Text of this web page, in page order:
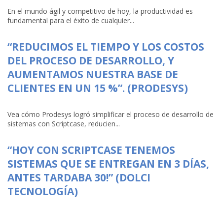
En el mundo ágil y competitivo de hoy, la productividad es
fundamental para el éxito de cualquier...
“REDUCIMOS EL TIEMPO Y LOS COSTOS
DEL PROCESO DE DESARROLLO, Y
AUMENTAMOS NUESTRA BASE DE
CLIENTES EN UN 15 %”. (PRODESYS)
Vea cómo Prodesys logró simplificar el proceso de desarrollo de
sistemas con Scriptcase, reducien...
“HOY CON SCRIPTCASE TENEMOS
SISTEMAS QUE SE ENTREGAN EN 3 DÍAS,
ANTES TARDABA 30!” (DOLCI
TECNOLOGÍA)